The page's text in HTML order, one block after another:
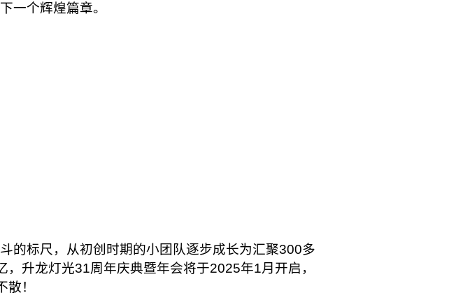
一个辉煌篇章。
的标尺，从初创时期的小团队逐步成长为汇聚300多
升龙灯光31周年庆典暨年会将于2025年1月开启，
！